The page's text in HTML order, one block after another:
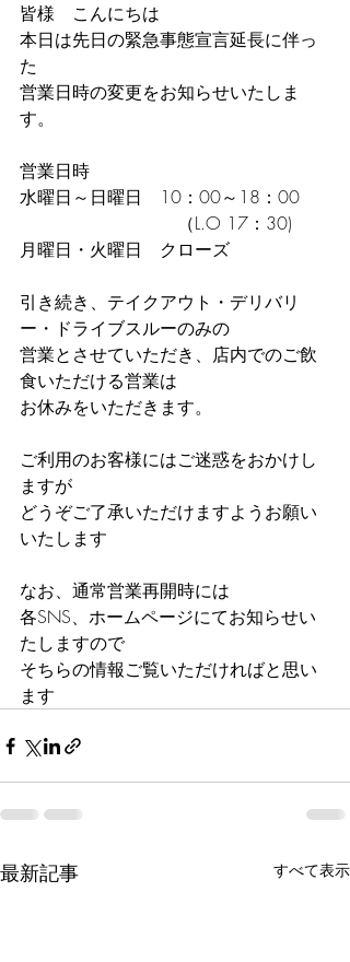
皆様　こんにちは
本日は先日の緊急事態宣言延長に伴っ
た
営業日時の変更をお知らせいたしま
す。
営業日時
水曜日～日曜日　10：00～18：00
（L.O 17：30)
月曜日・火曜日　クローズ
引き続き、テイクアウト・デリバリ
ー・ドライブスルーのみの
営業とさせていただき、店内でのご飲
食いただける営業は
お休みをいただきます。
ご利用のお客様にはご迷惑をおかけし
ますが
どうぞご了承いただけますようお願い
いたします
なお、通常営業再開時には
各SNS、ホームページにてお知らせい
たしますので
そちらの情報ご覧いただければと思い
ます
最新記事 すべて表示